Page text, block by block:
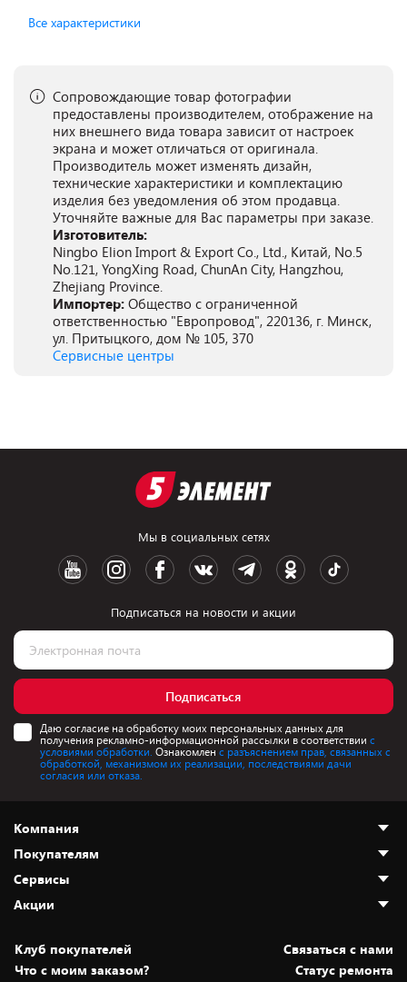
Все характеристики
Сопровождающие товар фотографии
предоставлены производителем, отображение на
них внешнего вида товара зависит от настроек
экрана и может отличаться от оригинала.
Производитель может изменять дизайн,
технические характеристики и комплектацию
изделия без уведомления об этом продавца.
Уточняйте важные для Вас параметры при заказе.
Изготовитель:
Ningbo Elion Import & Export Co., Ltd., Китай, No.5
No.121, YongXing Road, ChunAn City, Hangzhou,
Zhejiang Province.
Импортер: Общество с ограниченной
ответственностью "Европровод", 220136, г. Минск,
ул. Притыцкого, дом № 105, 370
Сервисные центры
Мы в социальных сетях
Подписаться на новости и акции
Подписаться
Даю согласие на обработку моих персональных данных для
получения рекламно-информационной рассылки в соответствии с
условиями обработки. Ознакомлен с разъяснением прав, связанных с
обработкой, механизмом их реализации, последствиями дачи
согласия или отказа.
Компания
О нас
Адреса магазинов
Новости
Статьи и обзоры
Вакансии
Покупателям
Как сделать заказ
Оплата и доставка
Безналичный расчёт
Обмен и возврат товара
Сервисы
Установка техники
Для игровых консолей
Акции
Скидки и промокоды
Белорусские товары
Клуб покупателей
Cвязаться с нами
Что с моим заказом?
Статус ремонта